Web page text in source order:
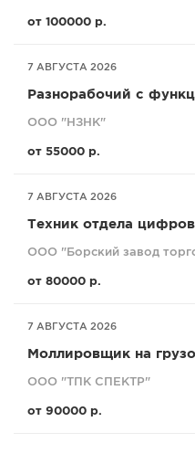
от 100000 р.
7 АВГУСТА 2026
Разнорабочий с
ООО "НЗНК"
от 55000 р.
7 АВГУСТА 2026
Техник отдела
ООО "Борский завод
от 80000 р.
7 АВГУСТА 2026
Моллировщик на
ООО "ТПК СПЕКТР"
от 90000 р.